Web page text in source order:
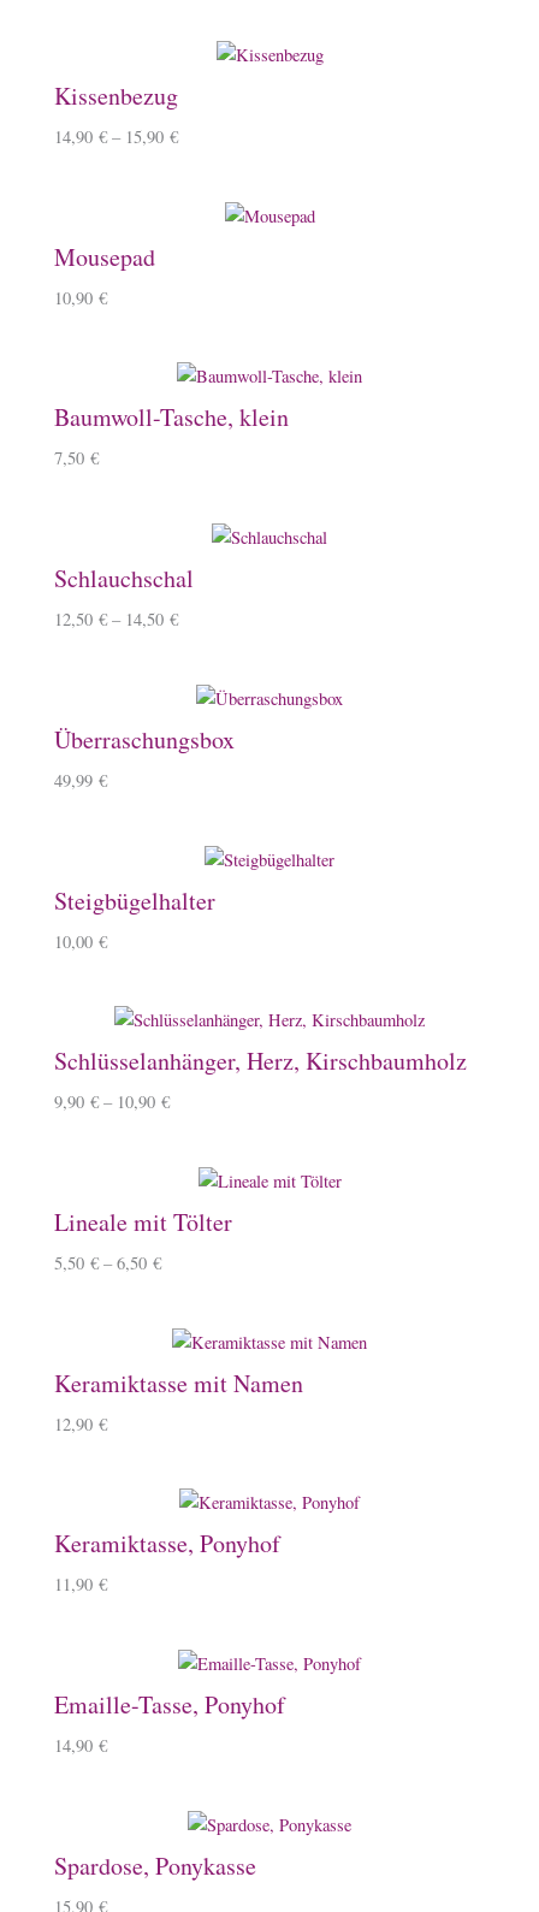
Kissenbezug
14,90 € – 15,90 €
Mousepad
10,90 €
Baumwoll-Tasche, klein
7,50 €
Schlauchschal
12,50 € – 14,50 €
Überraschungsbox
49,99 €
Steigbügelhalter
10,00 €
Schlüsselanhänger, Herz, Kirschbaumholz
9,90 € – 10,90 €
Lineale mit Tölter
5,50 € –6,50 €
Keramiktasse mit Namen
12,90 €
Keramiktasse, Ponyhof
11,90 €
Emaille-Tasse, Ponyhof
14,90 €
Spardose, Ponykasse
15,90 €